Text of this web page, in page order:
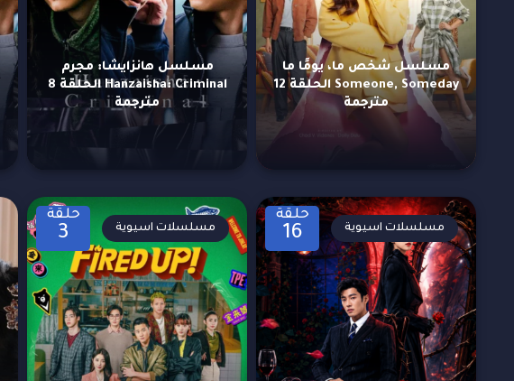
مسلسل شخص ما، يومًا ما
Someone, Someday الحلقة 12
مترجمة
مسلسل هانزايشا: مجرم
Hanzaisha: Criminal الحلقة 8
مترجمة
حلقة
16 مسلسلات اسيوية
حلقة
3 مسلسلات اسيوية